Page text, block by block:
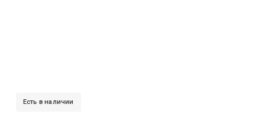
Есть в наличии